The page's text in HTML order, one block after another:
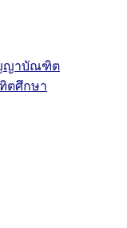
ญาบัณฑิต
ตศึกษา